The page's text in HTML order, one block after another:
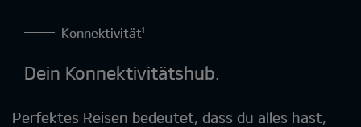
Konnektivität¹
Dein Konnektivitätshub.
Perfektes Reisen bedeutet, dass du alles hast,